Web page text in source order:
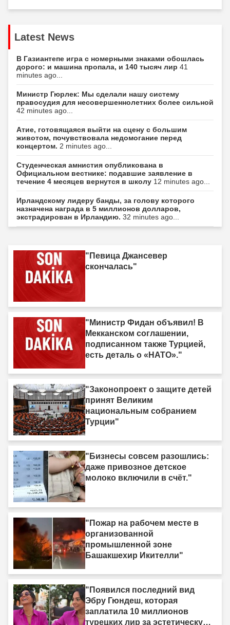
Latest News
В Газиантепе игра с номерными знаками обошлась
дорого: и машина пропала, и 140 тысяч лир 41
minutes ago...
Министр Гюрлек: Мы сделали нашу систему
правосудия для несовершеннолетних более сильной
42 minutes ago...
Атие, готовящаяся выйти на сцену с большим
животом, почувствовала недомогание перед
концертом. 2 minutes ago...
Студенческая амнистия опубликована в
Официальном вестнике: подавшие заявление в
течение 4 месяцев вернутся в школу 12 minutes ago...
Ирландскому лидеру банды, за голову которого
назначена награда в 5 миллионов долларов,
экстрадирован в Ирландию. 32 minutes ago...
"Певица Джансевер
скончалась"
"Министр Фидан объявил! В
Мекканском соглашении,
подписанном также Турцией,
есть деталь о «НАТО»."
"Законопроект о защите детей
принят Великим
национальным собранием
Турции"
"Бизнесы совсем разошлись:
даже привозное детское
молоко включили в счёт."
"Пожар на рабочем месте в
организованной
промышленной зоне
Башакшехир Икителли"
"Появился последний вид
Эбру Гюндеш, которая
заплатила 10 миллионов
турецких лир за эстетическую